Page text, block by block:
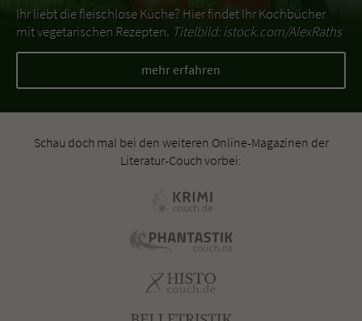
Ihr liebt die fleischlose Küche? Hier findet Ihr Kochbücher
mit vegetarischen Rezepten. Titelbild: istock.com/AlexRaths
mehr erfahren
Schau doch mal bei den weiteren Online-Magazinen der
Literatur-Couch vorbei: